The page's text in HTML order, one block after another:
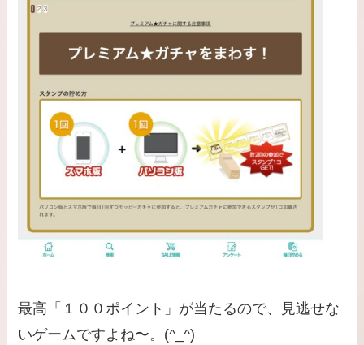
最高「１００ポイント」が当たるので、見逃せな
いゲームですよね〜。(^_^)